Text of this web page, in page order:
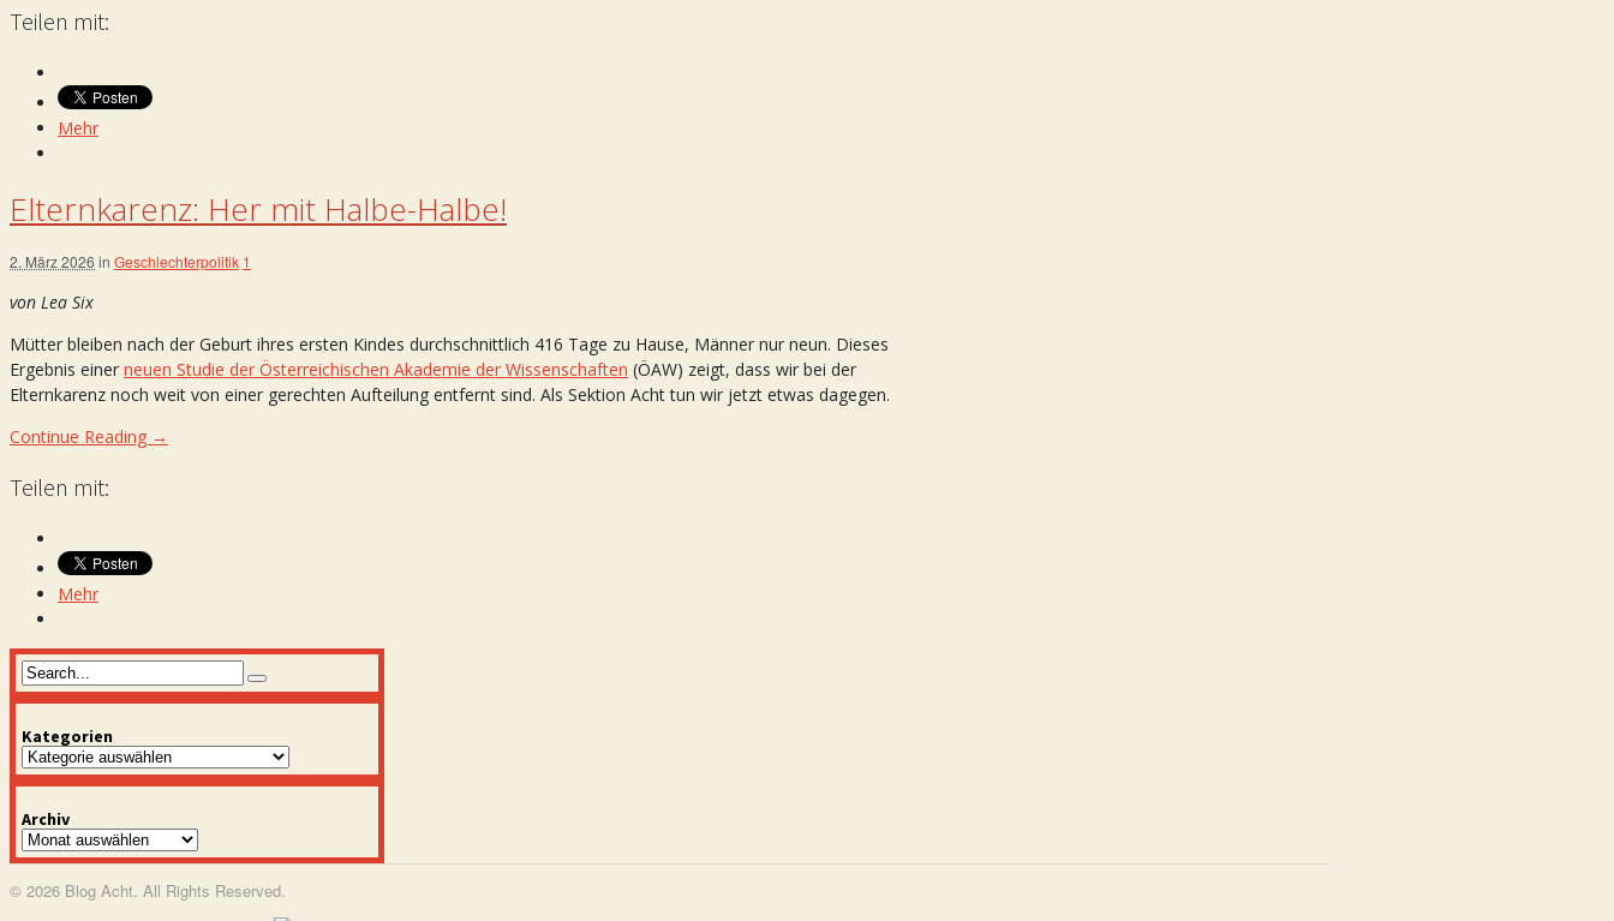
Teilen mit:
Mehr
Elternkarenz: Her mit Halbe-Halbe!
2. März 2026 in Geschlechterpolitik 1
von Lea Six
Mütter bleiben nach der Geburt ihres ersten Kindes durchschnittlich 416 Tage zu Hause, Männer nur neun. Dieses
Ergebnis einer neuen Studie der Österreichischen Akademie der Wissenschaften (ÖAW) zeigt, dass wir bei der
Elternkarenz noch weit von einer gerechten Aufteilung entfernt sind. Als Sektion Acht tun wir jetzt etwas dagegen.
Continue Reading →
Teilen mit:
Mehr
Kategorien
Kategorien
Archiv
Archiv
© 2026 Blog Acht. All Rights Reserved.